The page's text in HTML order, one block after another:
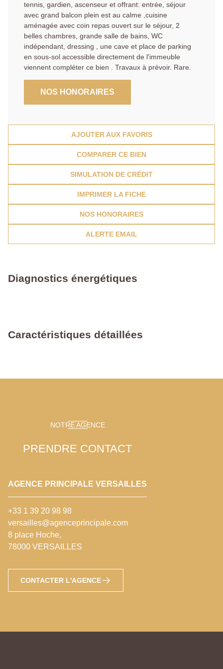
tennis, gardien, ascenseur et offrant: entrée, séjour
avec grand balcon plein est au calme ,cuisine
aménagée avec coin repas ouvert sur le séjour, 2
belles chambres, grande salle de bains, WC
indépendant, dressing , une cave et place de parking
en sous-sol accessible directement de l'immeuble
viennent compléter ce bien . Travaux à prévoir. Rare.
NOS HONORAIRES
AJOUTER AUX FAVORIS
COMPARER CE BIEN
SIMULATION DE CRÉDIT
IMPRIMER LA FICHE
NOS HONORAIRES
ALERTE EMAIL
Diagnostics énergétiques
Caractéristiques détaillées
NOTRE AGENCE
PRENDRE CONTACT
AGENCE PRINCIPALE VERSAILLES
+33 1 39 20 98 98
versailles@agenceprincipale.com
8 place Hoche,
78000 VERSAILLES
CONTACTER L'AGENCE